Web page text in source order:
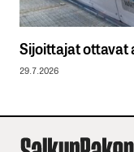
Sijoittajat ottavat
29.7.2026